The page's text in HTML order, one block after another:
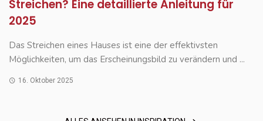
Streichen? Eine detaillierte Anleitung für
2025
Das Streichen eines Hauses ist eine der effektivsten
Möglichkeiten, um das Erscheinungsbild zu verändern und ...
16. Oktober 2025